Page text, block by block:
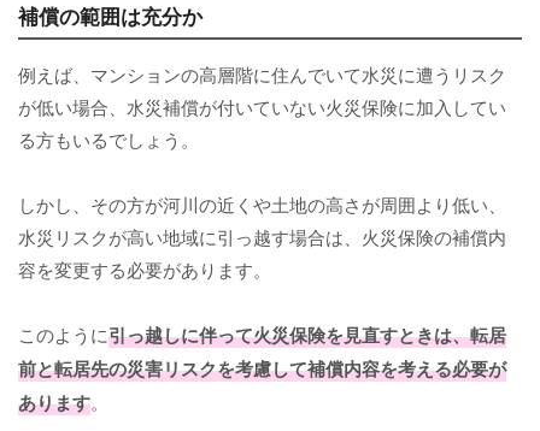
補償の範囲は充分か
例えば、マンションの高層階に住んでいて水災に遭うリスク
が低い場合、水災補償が付いていない火災保険に加入してい
る方もいるでしょう。
しかし、その方が河川の近くや土地の高さが周囲より低い、
水災リスクが高い地域に引っ越す場合は、火災保険の補償内
容を変更する必要があります。
このように引っ越しに伴って火災保険を見直すときは、転居
前と転居先の災害リスクを考慮して補償内容を考える必要が
あります。